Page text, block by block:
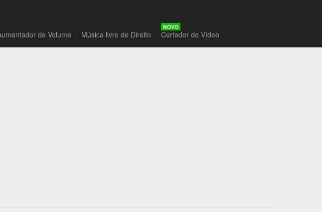
de Volume Música livre de Direito
NOVO
Cortador de Vídeo